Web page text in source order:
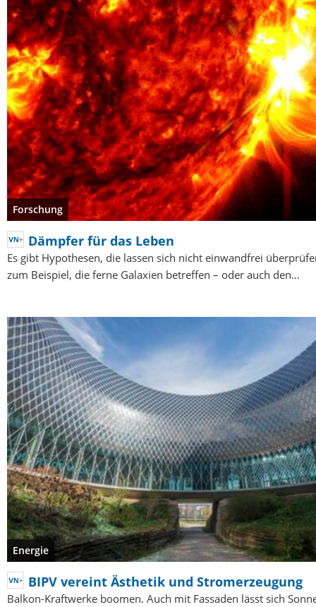
Forschung
Dämpfer für das Leben
Es gibt Hypothesen, die lassen sich nicht einwandfrei
zum Beispiel, die ferne Galaxien betreffen – oder auch den…
Energie
BIPV vereint Ästhetik und Stromerzeugung
Balkon-Kraftwerke boomen. Auch mit Fassaden lässt sich